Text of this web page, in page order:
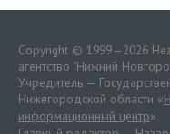
Copyright © 1999—2026
агентство "Нижний
Учредитель —
Нижегородской области «
информационный центр»